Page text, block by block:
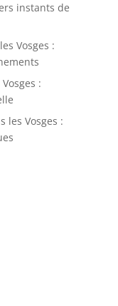
instants de
Vosges :
:
les Vosges :